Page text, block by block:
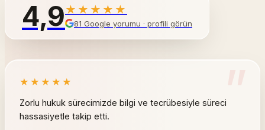
4,9★★★★★
81 Google yorumu · profili görün
”
★★★★★
Zorlu hukuk sürecimizde bilgi ve tecrübesiyle süreci
hassasiyetle takip etti.